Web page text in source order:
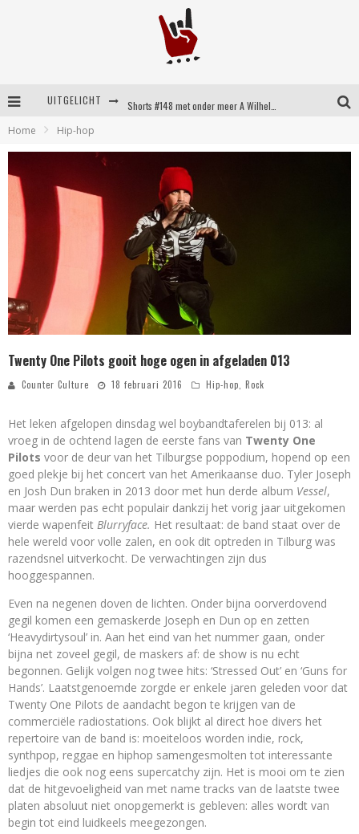
UITGELICHT
Home Hip-hop
Twenty One Pilots gooit hoge ogen in afgeladen 013
Counter Culture 18 februari 2016 Hip-hop, Rock
Het leken afgelopen dinsdag wel boybandtaferelen bij 013: al
vroeg in de ochtend lagen de eerste fans van Twenty One
Pilots voor de deur van het Tilburgse poppodium, hopend op een
goed plekje bij het concert van het Amerikaanse duo. Tyler Joseph
en Josh Dun braken in 2013 door met hun derde album Vessel,
maar werden pas echt populair dankzij het vorig jaar uitgekomen
vierde wapenfeit Blurryface. Het resultaat: de band staat over de
hele wereld voor volle zalen, en ook dit optreden in Tilburg was
razendsnel uitverkocht. De verwachtingen zijn dus
hooggespannen.
Even na negenen doven de lichten. Onder bijna oorverdovend
gegil komen een gemaskerde Joseph en Dun op en zetten
‘Heavydirtysoul’ in. Aan het eind van het nummer gaan, onder
bijna net zoveel gegil, de maskers af: de show is nu echt
begonnen. Gelijk volgen nog twee hits: ‘Stressed Out’ en ‘Guns for
Hands’. Laatstgenoemde zorgde er enkele jaren geleden voor dat
Twenty One Pilots de aandacht begon te krijgen van de
commerciële radiostations. Ook blijkt al direct hoe divers het
repertoire van de band is: moeiteloos worden indie, rock,
synthpop, reggae en hiphop samengesmolten tot interessante
liedjes die ook nog eens supercatchy zijn. Het is mooi om te zien
dat de hitgevoeligheid van met name tracks van de laatste twee
platen absoluut niet onopgemerkt is gebleven: alles wordt van
begin tot eind luidkeels meegezongen.